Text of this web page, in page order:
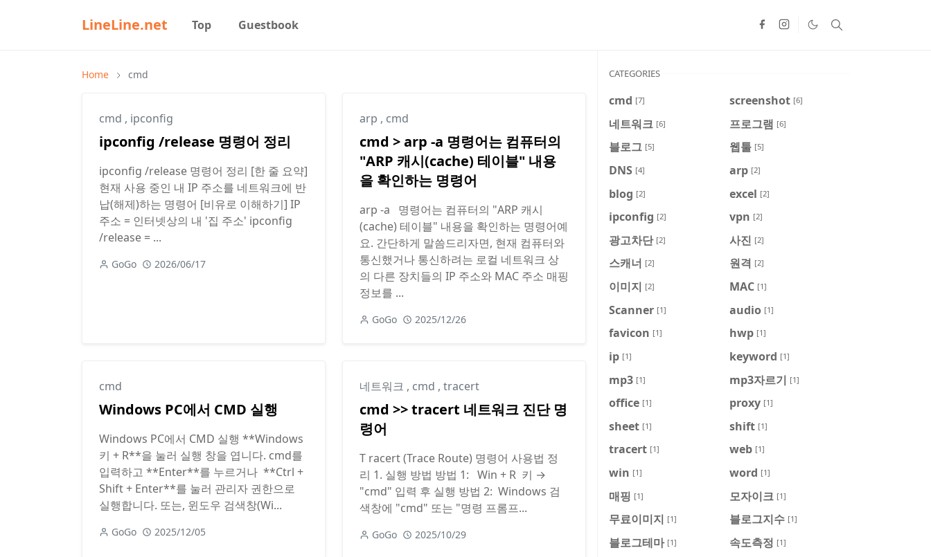
LineLine.net Top Guestbook
Home cmd
cmd , ipconfig
ipconfig /release 명령어 정리
ipconfig /release 명령어 정리 [한 줄 요약]
현재 사용 중인 내 IP 주소를 네트워크에 반
납(해제)하는 명령어 [비유로 이해하기] IP
주소 = 인터넷상의 내 '집 주소' ipconfig
/release = ...
GoGo 2026/06/17
arp , cmd
cmd > arp -a 명령어는 컴퓨터의
"ARP 캐시(cache) 테이블" 내용
을 확인하는 명령어
arp -a 명령어는 컴퓨터의 "ARP 캐시
(cache) 테이블" 내용을 확인하는 명령어예
요. 간단하게 말씀드리자면, 현재 컴퓨터와
통신했거나 통신하려는 로컬 네트워크 상
의 다른 장치들의 IP 주소와 MAC 주소 매핑
정보를 ...
GoGo 2025/12/26
cmd
Windows PC에서 CMD 실행
Windows PC에서 CMD 실행 **Windows
키 + R**을 눌러 실행 창을 엽니다. cmd를
입력하고 **Enter**를 누르거나 **Ctrl +
Shift + Enter**를 눌러 관리자 권한으로
실행합니다. 또는, 윈도우 검색창(Wi...
GoGo 2025/12/05
네트워크 , cmd , tracert
cmd >> tracert 네트워크 진단 명
령어
T racert (Trace Route) 명령어 사용법 정
리 1. 실행 방법 방법 1: Win + R 키 →
"cmd" 입력 후 실행 방법 2: Windows 검
색창에 "cmd" 또는 "명령 프롬프...
GoGo 2025/10/29
CATEGORIES
cmd [7] screenshot [6]
네트워크 [6] 프로그램 [6]
블로그 [5] 웹툴 [5]
DNS [4] arp [2]
blog [2] excel [2]
ipconfig [2] vpn [2]
광고차단 [2] 사진 [2]
스캐너 [2] 원격 [2]
이미지 [2] MAC [1]
Scanner [1] audio [1]
favicon [1] hwp [1]
ip [1] keyword [1]
mp3 [1] mp3자르기 [1]
office [1] proxy [1]
sheet [1] shift [1]
tracert [1] web [1]
win [1] word [1]
매핑 [1] 모자이크 [1]
무료이미지 [1] 블로그지수 [1]
블로그테마 [1] 속도측정 [1]